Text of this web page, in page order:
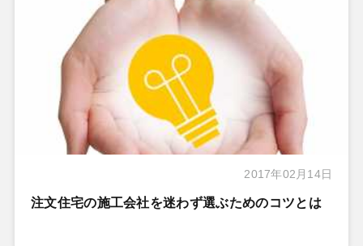
2017年02月14日
注文住宅の施工会社を迷わず選ぶためのコツとは